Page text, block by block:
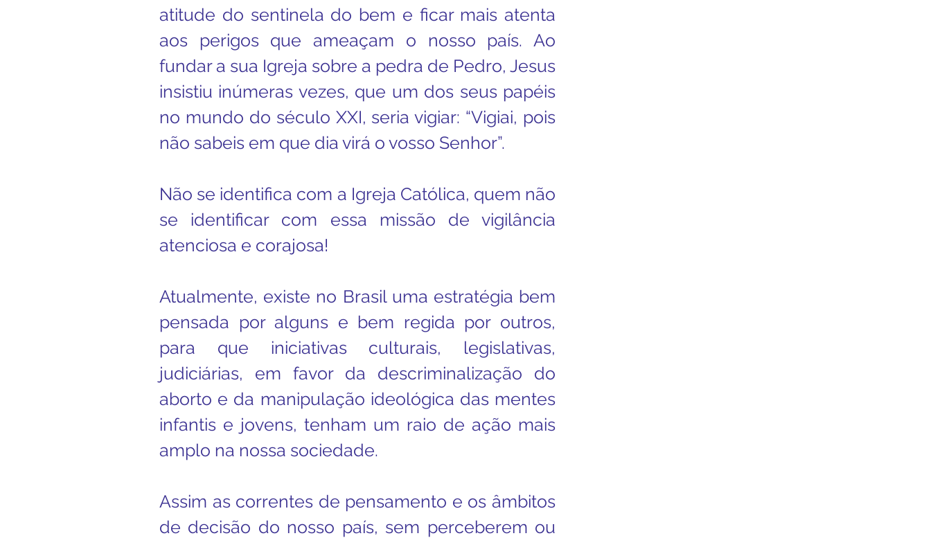
atitude do sentinela do bem e ficar mais atenta
aos perigos que ameaçam o nosso país. Ao
fundar a sua Igreja sobre a pedra de Pedro, Jesus
insistiu inúmeras vezes, que um dos seus papéis
no mundo do século XXI, seria vigiar: “Vigiai, pois
não sabeis em que dia virá o vosso Senhor”.
Não se identifica com a Igreja Católica, quem não
se identificar com essa missão de vigilância
atenciosa e corajosa!
Atualmente, existe no Brasil uma estratégia bem
pensada por alguns e bem regida por outros,
para que iniciativas culturais, legislativas,
judiciárias, em favor da descriminalização do
aborto e da manipulação ideológica das mentes
infantis e jovens, tenham um raio de ação mais
amplo na nossa sociedade.
Assim as correntes de pensamento e os âmbitos
de decisão do nosso país, sem perceberem ou